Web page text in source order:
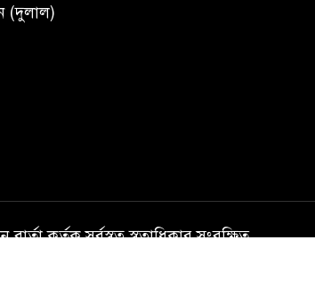
(দুলাল)
কর্তৃক সর্বস্বত্ব স্বত্বাধিকার সংরক্ষিত